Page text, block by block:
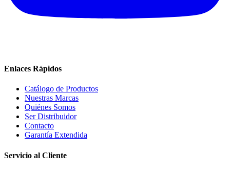
Enlaces Rápidos
Catálogo de Productos
Nuestras Marcas
Quiénes Somos
Ser Distribuidor
Contacto
Garantía Extendida
Servicio al Cliente